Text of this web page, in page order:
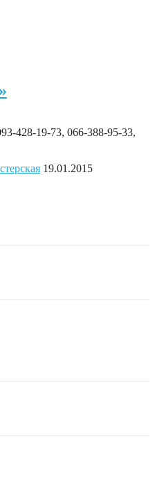
428-19-73, 066-388-95-33,
19.01.2015